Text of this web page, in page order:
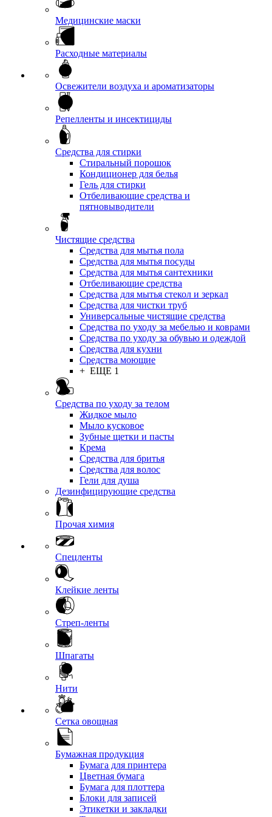
Медицинские маски
Расходные материалы
Освежители воздуха и ароматизаторы
Репелленты и инсектициды
Средства для стирки
Стиральный порошок
Кондиционер для белья
Гель для стирки
Отбеливающие средства и
пятновыводители
Чистящие средства
Средства для мытья пола
Средства для мытья посуды
Средства для мытья сантехники
Отбеливающие средства
Средства для мытья стекол и зеркал
Средства для чистки труб
Универсальные чистящие средства
Средства по уходу за мебелью и коврами
Средства по уходу за обувью и одеждой
Средства для кухни
Средства моющие
+ ЕЩЕ 1
Средства по уходу за телом
Жидкое мыло
Мыло кусковое
Зубные щетки и пасты
Крема
Средства для бритья
Средства для волос
Гели для душа
Дезинфицирующие средства
Прочая химия
Спецленты
Клейкие ленты
Стреп-ленты
Шпагаты
Нити
Сетка овощная
Бумажная продукция
Бумага для принтера
Цветная бумага
Бумага для плоттера
Блоки для записей
Этикетки и закладки